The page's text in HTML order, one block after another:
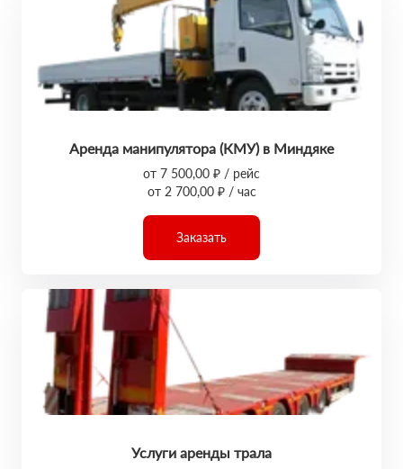
Аренда манипулятора (КМУ) в Миндяке
от 7 500,00 ₽ / рейс
от 2 700,00 ₽ / час
Заказать
Услуги аренды трала